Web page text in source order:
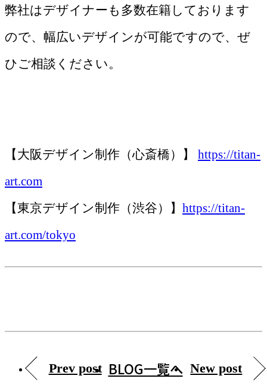
弊社はデザイナーも多数在籍しております
ので、幅広いデザインが可能ですので、ぜ
ひご相談ください。
【大阪デザイン制作（心斎橋）】 https://titan-
art.com
【東京デザイン制作（渋谷）】 https://titan-
art.com/tokyo
Prev post BLOG一覧へ New post